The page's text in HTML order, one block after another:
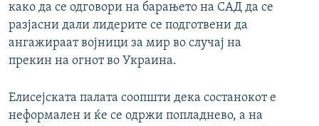
како да се одговори на барањето на САД да се
разјасни дали лидерите се подготвени да
ангажираат војници за мир во случај на
прекин на огнот во Украина.
Елисејската палата соопшти дека состанокот е
неформален и ќе се одржи попладнево, а на